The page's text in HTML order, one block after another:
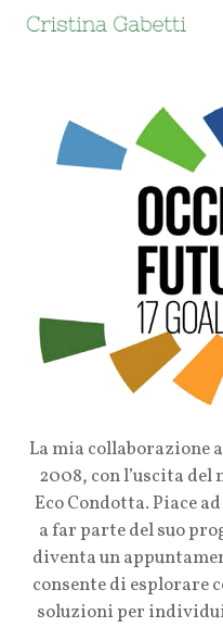
Skip
La mia collaborazione
2008, con l’uscita
Eco Condotta. Piace
a far parte del suo
diventa un
consente di esplorare
soluzioni per